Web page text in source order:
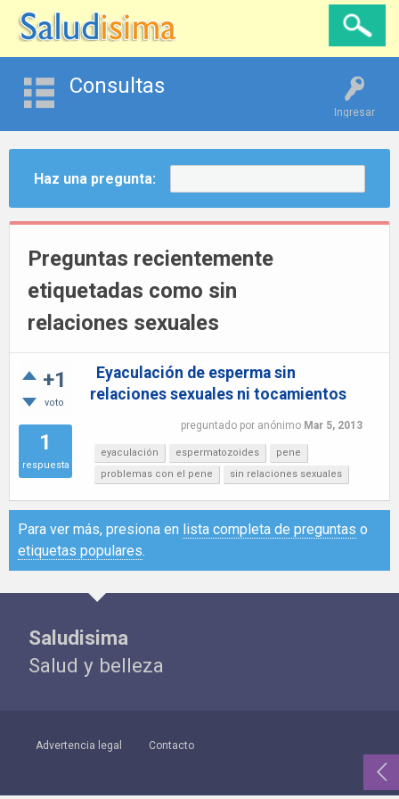
Ingresar
Consultas
Haz una pregunta:
Preguntas recientemente
etiquetadas como sin
relaciones sexuales
+1
voto
1
respuesta
Eyaculación de esperma sin
relaciones sexuales ni tocamientos
preguntado por anónimo Mar 5, 2013
eyaculación espermatozoides
pene
problemas con el pene
sin relaciones sexuales
Para ver más, presiona en lista completa de preguntas o
etiquetas populares.
Saludisima
Salud y belleza
Advertencia legal Contacto